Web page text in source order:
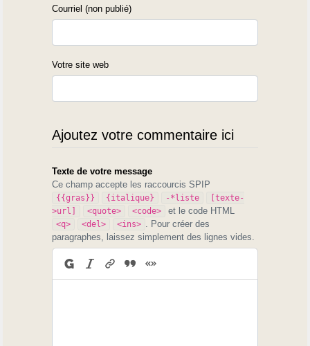
Courriel (non publié)
Votre site web
Ajoutez votre commentaire ici
Texte de votre message
Ce champ accepte les raccourcis SPIP
{{gras}} {italique} -*liste
[texte-
>url]
<quote> <code> et le code HTML
<q> <del> <ins>
. Pour créer des
paragraphes, laissez simplement des lignes vides.